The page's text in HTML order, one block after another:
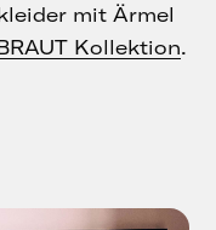
mit Ärmel
Kollektion.